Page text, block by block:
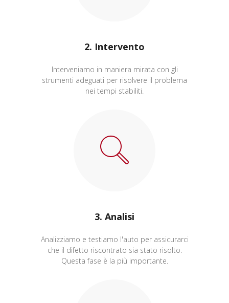
2. Intervento
Interveniamo in maniera mirata con gli
strumenti adeguati per risolvere il problema
nei tempi stabiliti.
3. Analisi
Analizziamo e testiamo l'auto per assicurarci
che il difetto riscontrato sia stato risolto.
Questa fase è la più importante.